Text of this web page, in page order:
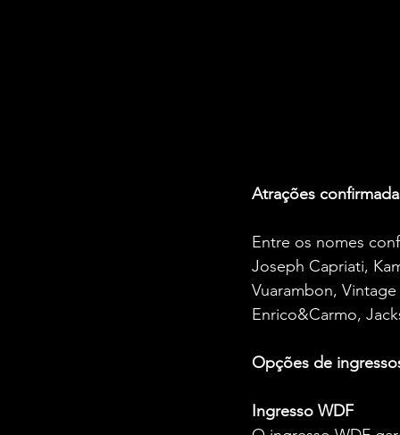
Atrações
Entre os nomes
Joseph Capriati,
Vuarambon,
Enrico&Carmo,
Opções de
Ingresso WDF